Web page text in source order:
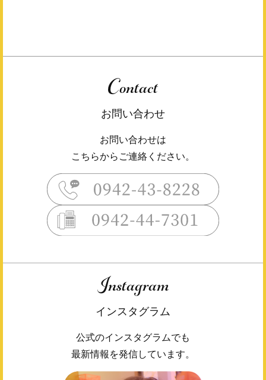
Contact
お問い合わせ
お問い合わせは
こちらからご連絡ください。
Instagram
インスタグラム
公式のインスタグラムでも
最新情報を発信しています。